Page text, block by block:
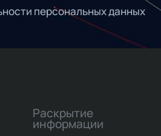
персональных данных
Раскрытие
информации